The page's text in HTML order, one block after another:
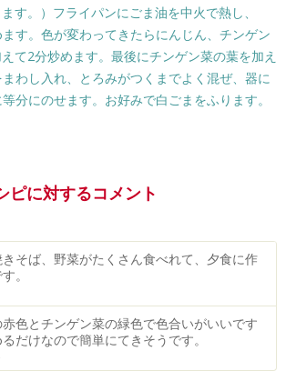
す。）フライパンにごま油を中火で熱し、
す。色が変わってきたらにんじん、チンゲン
て2分炒めます。最後にチンゲン菜の葉を加え
まわし入れ、とろみがつくまでよく混ぜ、器に
分にのせます。お好みで白ごまをふります。
ピに対するコメント
そば、野菜がたくさん食べれて、夕食に作
。
色とチンゲン菜の緑色で色合いがいいです
だけなので簡単にてきそうです。